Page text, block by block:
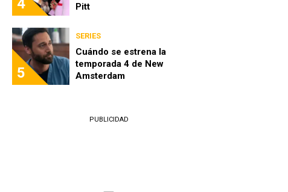
4 Pitt
5
SERIES
Cuándo se estrena la
temporada 4 de New
Amsterdam
PUBLICIDAD